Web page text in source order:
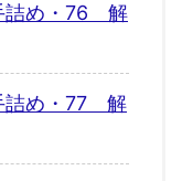
詰め・76 解
詰め・77 解